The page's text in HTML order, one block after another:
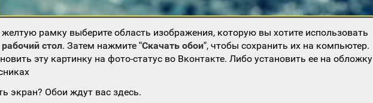
рамку выберите область изображения, которую вы хотите использовать
стол. Затем нажмите"Скачать обои", чтобы сохранить их на компьютер.
эту картинку на фото-статус во Вконтакте. Либо установить ее на обложку
экран? Обои ждут вас здесь.